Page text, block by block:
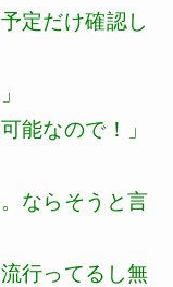
定だけ確認し
能なので！」
ならそうと言
行ってるし無